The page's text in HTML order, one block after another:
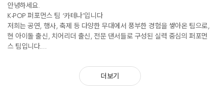
안녕하세요.
K-POP 퍼포먼스 팀 ‘카테나’입니다
저희는 공연, 행사, 축제 등 다양한 무대에서 풍부한 경험을 쌓아온 팀으로,
현 아이돌 출신, 치어리더 출신, 전문 댄서들로 구성된 실력 중심의 퍼포먼
스 팀입니다.
오랜 기간 다양한 오프라인 행사에서 축적된 노하우를 바탕으로
더보기